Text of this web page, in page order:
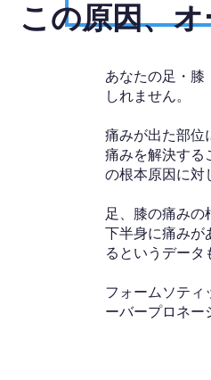
この原因、
あなたの足・膝
しれません。
痛みが出た部位
痛みを解決する
の根本原因に対
足、膝の痛みの
下半身に痛みが
るというデータ
フォームソティ
ーバープロネー